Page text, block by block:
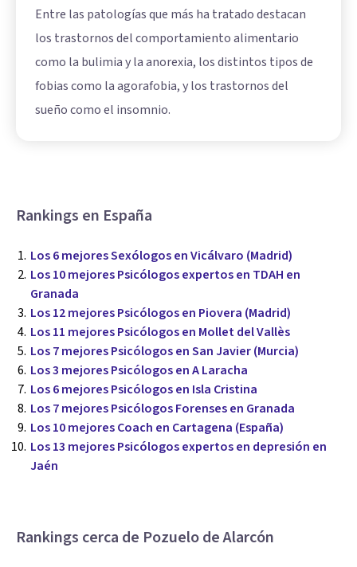
Entre las patologías que más ha tratado destacan
los trastornos del comportamiento alimentario
como la bulimia y la anorexia, los distintos tipos de
fobias como la agorafobia, y los trastornos del
sueño como el insomnio.
Rankings en España
Los 6 mejores Sexólogos en Vicálvaro (Madrid)
Los 10 mejores Psicólogos expertos en TDAH en
Granada
Los 12 mejores Psicólogos en Piovera (Madrid)
Los 11 mejores Psicólogos en Mollet del Vallès
Los 7 mejores Psicólogos en San Javier (Murcia)
Los 3 mejores Psicólogos en A Laracha
Los 6 mejores Psicólogos en Isla Cristina
Los 7 mejores Psicólogos Forenses en Granada
Los 10 mejores Coach en Cartagena (España)
Los 13 mejores Psicólogos expertos en depresión en
Jaén
Rankings cerca de Pozuelo de Alarcón